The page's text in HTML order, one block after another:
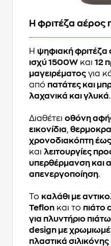
Η φριτέζα αέρος
Η ψηφιακή φριτέζα
ισχύ 1500W και 12
μαγειρέματος για
από πατάτες και
λαχανικά και γλυκά.
Διαθέτει οθόνη
εικονίδια,
χρονοδιακόπτη
και λειτουργίες
υπερθέρμανση και
απενεργοποίηση.
Το καλάθι με
Teflon και το πιάτο
για πλυντήριο
design με
πλαστικά σιλικόνης